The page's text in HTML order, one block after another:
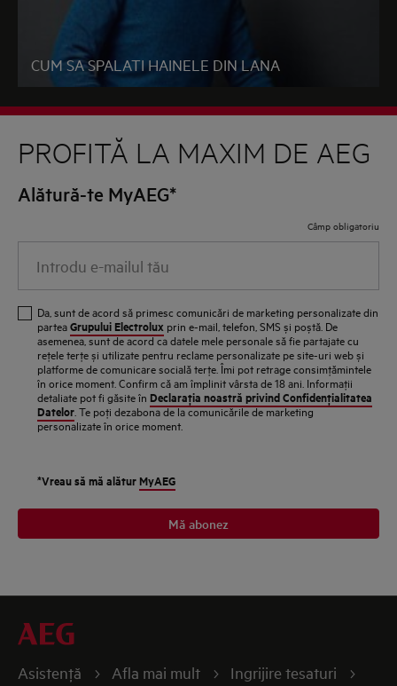
CUM SA SPALATI HAINELE DIN LANA
PROFITĂ LA MAXIM DE AEG
Alătură-te MyAEG*
Câmp obligatoriu
tăuDa, sunt de acord să primesc comunicări de marketing personalizate din
parteaGrupului Electrolux prin e-mail, telefon, SMS și poștă. De
asemenea, sunt de acord ca datele mele personale să fie partajate cu
reţele terţe și utilizate pentru reclame personalizate pe site-uri web și
platforme de comunicare socială terţe. Îmi pot retrage consimţămintele
în orice moment. Confirm că am împlinit vârsta de 18 ani. Informaţii
detaliate pot fi găsite în Declaraţia noastră privind Confidenţialitatea
Datelor . Te poţi dezabona de la comunicările de marketing
personalizate în orice moment.
*Vreau să mă alătur MyAEG
Mă abonez
Asistenţă Afla mai mult
Ingrijire tesaturi